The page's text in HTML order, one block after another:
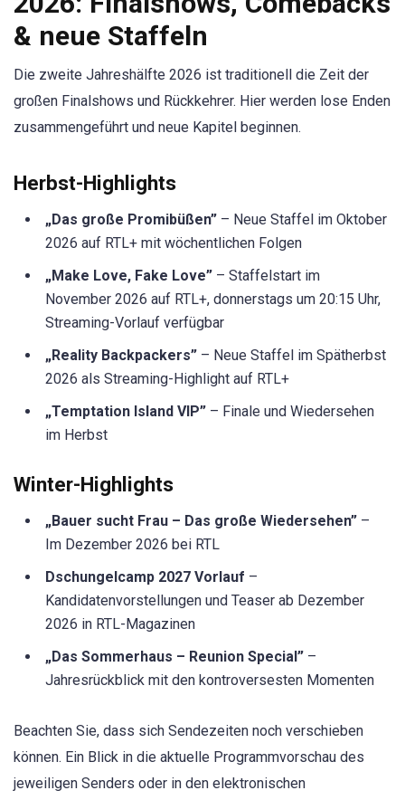
& neue Staffeln
Die zweite Jahreshälfte 2026 ist traditionell die Zeit der
großen Finalshows und Rückkehrer. Hier werden lose Enden
zusammengeführt und neue Kapitel beginnen.
Herbst-Highlights
„Das große Promibüßen” – Neue Staffel im Oktober
2026 auf RTL+ mit wöchentlichen Folgen
„Make Love, Fake Love” – Staffelstart im
November 2026 auf RTL+, donnerstags um 20:15 Uhr,
Streaming-Vorlauf verfügbar
„Reality Backpackers” – Neue Staffel im Spätherbst
2026 als Streaming-Highlight auf RTL+
„Temptation Island VIP” – Finale und Wiedersehen
im Herbst
Winter-Highlights
„Bauer sucht Frau – Das große Wiedersehen” –
Im Dezember 2026 bei RTL
Dschungelcamp 2027 Vorlauf –
Kandidatenvorstellungen und Teaser ab Dezember
2026 in RTL-Magazinen
„Das Sommerhaus – Reunion Special” –
Jahresrückblick mit den kontroversesten Momenten
Beachten Sie, dass sich Sendezeiten noch verschieben
können. Ein Blick in die aktuelle Programmvorschau des
jeweiligen Senders oder in den elektronischen